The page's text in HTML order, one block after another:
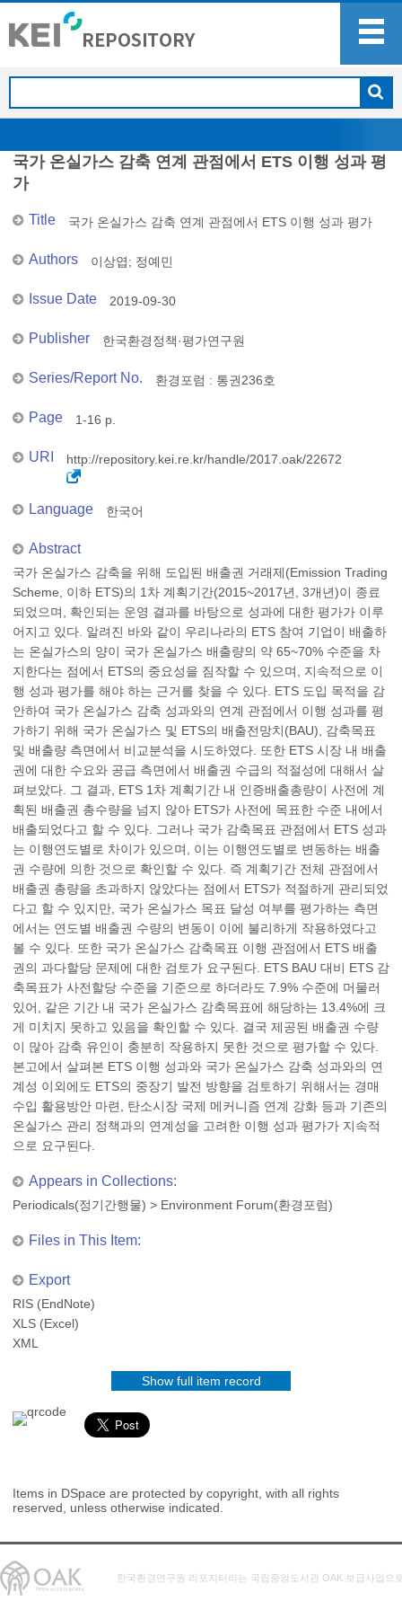
국가 온실가스 감축 연계 관점에서 ETS 이행 성과 평
가
Title 국가 온실가스 감축 연계 관점에서 ETS 이행 성과 평가
Authors 이상엽; 정예민
Issue Date 2019-09-30
Publisher 한국환경정책·평가연구원
Series/Report No. 환경포럼 : 통권236호
Page 1-16 p.
URI http://repository.kei.re.kr/handle/2017.oak/22672
Language 한국어
Abstract
국가 온실가스 감축을 위해 도입된 배출권 거래제(Emission Trading
Scheme, 이하 ETS)의 1차 계획기간(2015~2017년, 3개년)이 종료
되었으며, 확인되는 운영 결과를 바탕으로 성과에 대한 평가가 이루
어지고 있다. 알려진 바와 같이 우리나라의 ETS 참여 기업이 배출하
는 온실가스의 양이 국가 온실가스 배출량의 약 65~70% 수준을 차
지한다는 점에서 ETS의 중요성을 짐작할 수 있으며, 지속적으로 이
행 성과 평가를 해야 하는 근거를 찾을 수 있다. ETS 도입 목적을 감
안하여 국가 온실가스 감축 성과와의 연계 관점에서 이행 성과를 평
가하기 위해 국가 온실가스 및 ETS의 배출전망치(BAU), 감축목표
및 배출량 측면에서 비교분석을 시도하였다. 또한 ETS 시장 내 배출
권에 대한 수요와 공급 측면에서 배출권 수급의 적절성에 대해서 살
펴보았다. 그 결과, ETS 1차 계획기간 내 인증배출총량이 사전에 계
획된 배출권 총수량을 넘지 않아 ETS가 사전에 목표한 수준 내에서
배출되었다고 할 수 있다. 그러나 국가 감축목표 관점에서 ETS 성과
는 이행연도별로 차이가 있으며, 이는 이행연도별로 변동하는 배출
권 수량에 의한 것으로 확인할 수 있다. 즉 계획기간 전체 관점에서
배출권 총량을 초과하지 않았다는 점에서 ETS가 적절하게 관리되었
다고 할 수 있지만, 국가 온실가스 목표 달성 여부를 평가하는 측면
에서는 연도별 배출권 수량의 변동이 이에 불리하게 작용하였다고
볼 수 있다. 또한 국가 온실가스 감축목표 이행 관점에서 ETS 배출
권의 과다할당 문제에 대한 검토가 요구된다. ETS BAU 대비 ETS 감
축목표가 사전할당 수준을 기준으로 하더라도 7.9% 수준에 머물러
있어, 같은 기간 내 국가 온실가스 감축목표에 해당하는 13.4%에 크
게 미치지 못하고 있음을 확인할 수 있다. 결국 제공된 배출권 수량
이 많아 감축 유인이 충분히 작용하지 못한 것으로 평가할 수 있다.
본고에서 살펴본 ETS 이행 성과와 국가 온실가스 감축 성과와의 연
계성 이외에도 ETS의 중장기 발전 방향을 검토하기 위해서는 경매
수입 활용방안 마련, 탄소시장 국제 메커니즘 연계 강화 등과 기존의
온실가스 관리 정책과의 연계성을 고려한 이행 성과 평가가 지속적
으로 요구된다.
Appears in Collections:
Periodicals(정기간행물) > Environment Forum(환경포럼)
Files in This Item:
Export
RIS (EndNote)
XLS (Excel)
XML
Show full item record
Items in DSpace are protected by copyright, with all rights
reserved, unless otherwise indicated.
한국환경연구원 리포지터리는 국립중앙도서관 OAK 보급사업